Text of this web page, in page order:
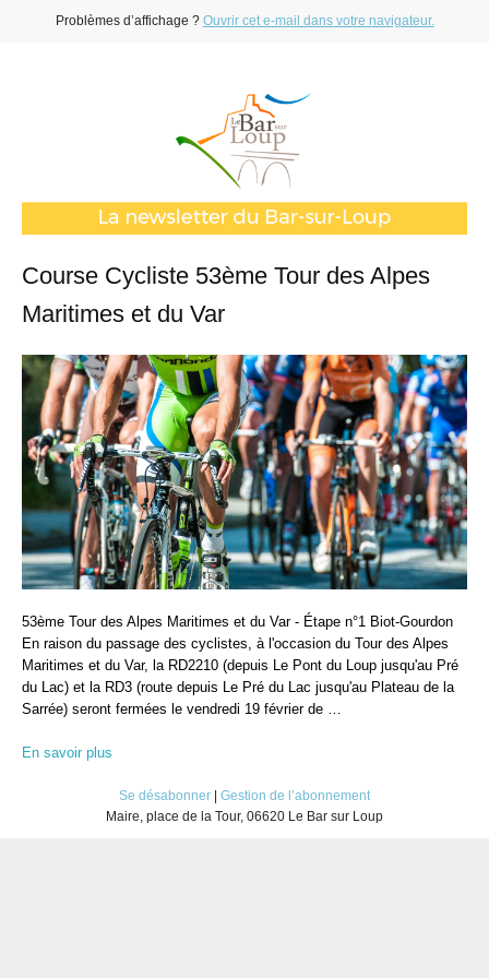
Problèmes d’affichage ? Ouvrir cet e-mail dans votre navigateur.
Course Cycliste 53ème Tour des Alpes
Maritimes et du Var
53ème Tour des Alpes Maritimes et du Var - Étape n°1 Biot-Gourdon
En raison du passage des cyclistes, à l'occasion du Tour des Alpes
Maritimes et du Var, la RD2210 (depuis Le Pont du Loup jusqu'au Pré
du Lac) et la RD3 (route depuis Le Pré du Lac jusqu'au Plateau de la
Sarrée) seront fermées le vendredi 19 février de …
En savoir plus
Se désabonner
Gestion de l’abonnement
Maire, place de la Tour, 06620 Le Bar sur Loup